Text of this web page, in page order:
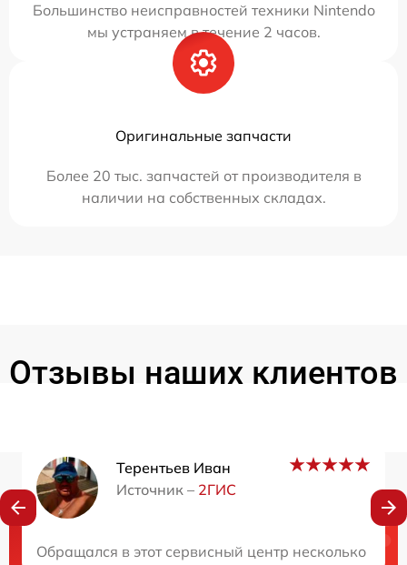
Большинство неисправностей техники Nintendo
мы устраняем в течение 2 часов.
Оригинальные запчасти
Более 20 тыс. запчастей от производителя в
наличии на собственных складах.
Отзывы наших клиентов
Терентьев Иван
Источник – 2ГИС
Обращался в этот сервисный центр несколько
Нужна консультация?